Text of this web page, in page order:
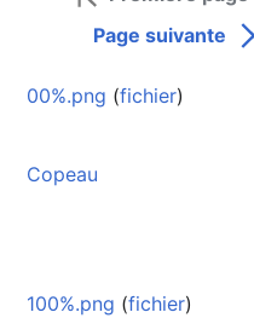
Page suivante
00%.png (fichier)
Copeau
100%.png (fichier)